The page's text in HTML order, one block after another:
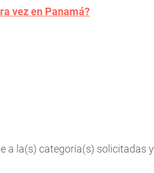
vez en Panamá?
a la(s) categoría(s) solicitadas y